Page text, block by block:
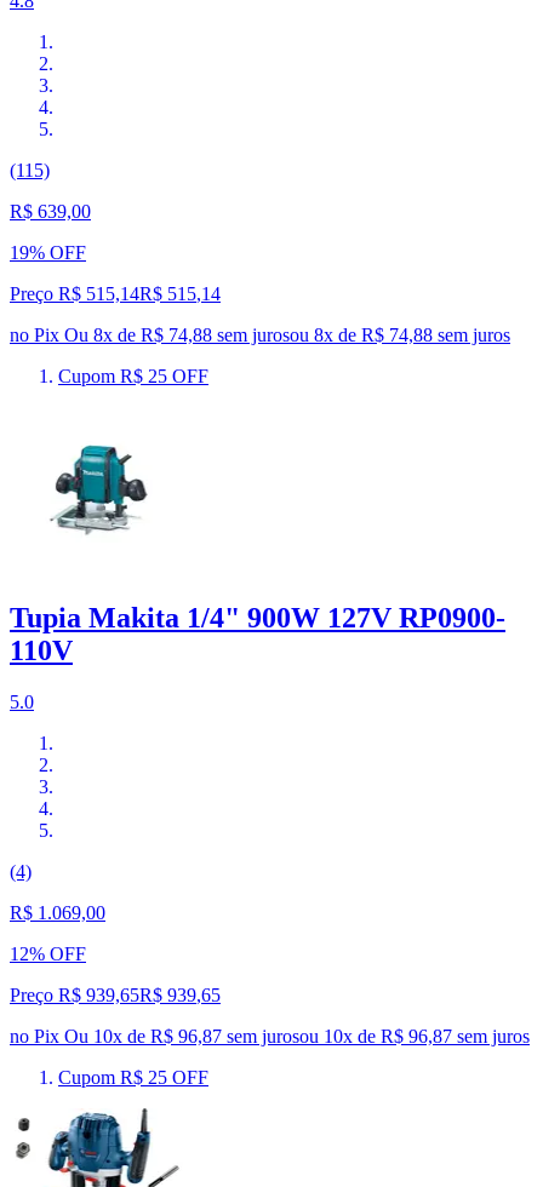
(115)
R$ 639,00
19% OFF
Preço R$ 515,14R$ 515,14
no Pix Ou 8x de R$ 74,88 sem jurosou 8x de R$ 74,88 sem juros
Cupom R$ 25 OFF
Tupia Makita 1/4" 900W 127V RP0900-
110V
5.0
(4)
R$ 1.069,00
12% OFF
Preço R$ 939,65R$ 939,65
no Pix Ou 10x de R$ 96,87 sem jurosou 10x de R$ 96,87 sem juros
Cupom R$ 25 OFF